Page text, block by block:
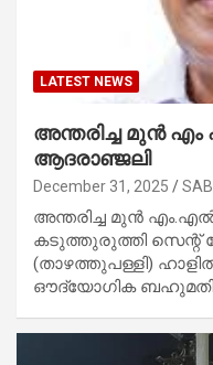
LATEST NEWS
അന്തരിച്ച മുൻ
ആദരാഞ്ജലി
December 31, 2025
അന്തരിച്ച മുൻ
കടുത്തുരുത്തി സെന്റ്
(താഴത്തുപള്ളി)
ഔദ്യോഗിക